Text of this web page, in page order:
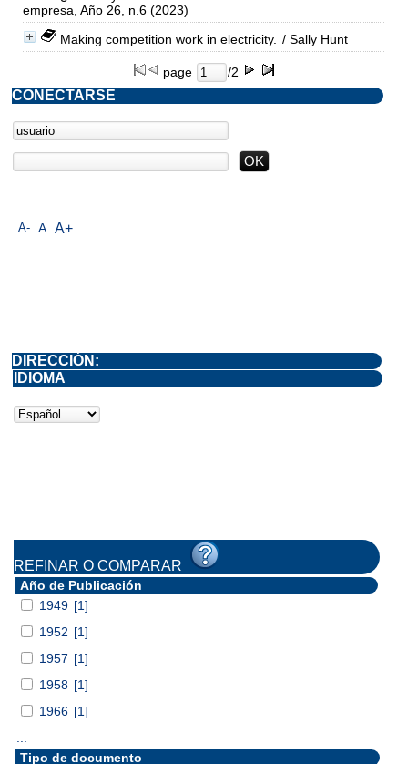
empresa, Año 26, n.6 (2023)
Making competition work in electricity. / Sally Hunt
page /2
A- A A+
CONECTARSE
DIRECCIÓN:
IDIOMA
REFINAR O COMPARAR
Año de Publicación
1949 [1]
1952 [1]
1957 [1]
1958 [1]
1966 [1]
Tipo de documento